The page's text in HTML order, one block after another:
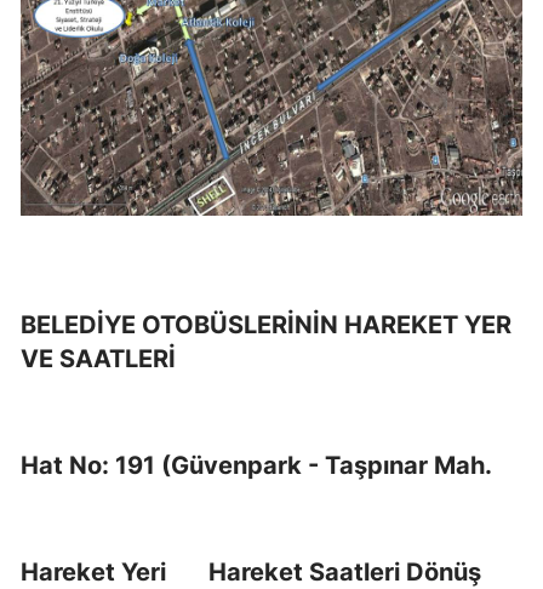
BELEDİYE OTOBÜSLERİNİN HAREKET YER
VE SAATLERİ
Hat No: 191 (Güvenpark - Taşpınar Mah.
Hareket Yeri Hareket Saatleri Dönüş